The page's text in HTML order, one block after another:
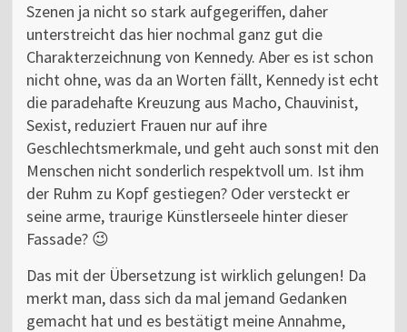
Szenen ja nicht so stark aufgegeriffen, daher
unterstreicht das hier nochmal ganz gut die
Charakterzeichnung von Kennedy. Aber es ist schon
nicht ohne, was da an Worten fällt, Kennedy ist echt
die paradehafte Kreuzung aus Macho, Chauvinist,
Sexist, reduziert Frauen nur auf ihre
Geschlechtsmerkmale, und geht auch sonst mit den
Menschen nicht sonderlich respektvoll um. Ist ihm
der Ruhm zu Kopf gestiegen? Oder versteckt er
seine arme, traurige Künstlerseele hinter dieser
Fassade? 😉
Das mit der Übersetzung ist wirklich gelungen! Da
merkt man, dass sich da mal jemand Gedanken
gemacht hat und es bestätigt meine Annahme,